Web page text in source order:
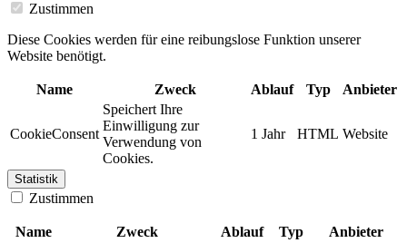
Zustimmen
Diese Cookies werden für eine reibungslose Funktion unserer
Website benötigt.
Name Zweck Ablauf Typ Anbieter
CookieConsent
Speichert Ihre
Einwilligung zur
Verwendung von
Cookies.
1 Jahr HTML Website
Statistik
Zustimmen
Name Zweck Ablauf Typ Anbieter